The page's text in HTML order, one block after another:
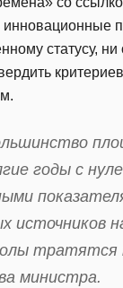
статусу,
годы с
источников
тратятся
министра.